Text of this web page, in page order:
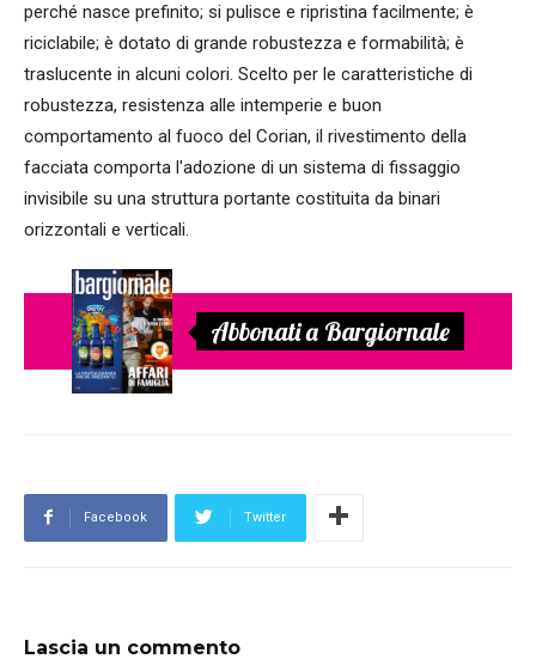
perché nasce prefinito; si pulisce e ripristina facilmente; è
riciclabile; è dotato di grande robustezza e formabilità; è
traslucente in alcuni colori. Scelto per le caratteristiche di
robustezza, resistenza alle intemperie e buon
comportamento al fuoco del Corian, il rivestimento della
facciata comporta l'adozione di un sistema di fissaggio
invisibile su una struttura portante costituita da binari
orizzontali e verticali.
Abbonati a Bargiornale
Facebook Twitter
Lascia un commento